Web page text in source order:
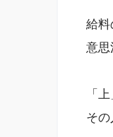
給料
意思
「
そ